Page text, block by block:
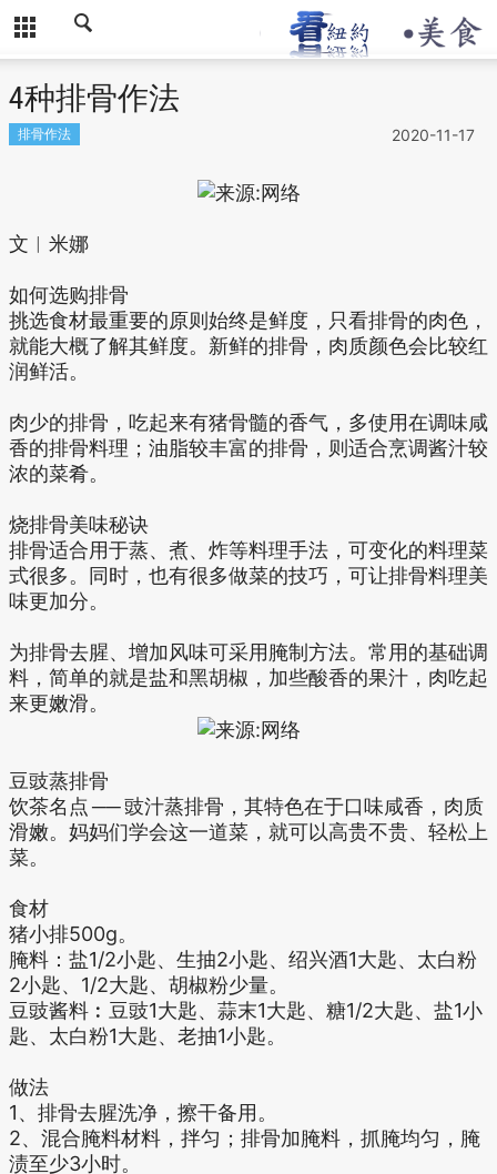
4种排骨作法
2020-11-17
排骨作法
文︱米娜
如何选购排骨
挑选食材最重要的原则始终是鲜度，只看排骨的肉色，
就能大概了解其鲜度。新鲜的排骨，肉质颜色会比较红
润鲜活。
肉少的排骨，吃起来有猪骨髓的香气，多使用在调味咸
香的排骨料理；油脂较丰富的排骨，则适合烹调酱汁较
浓的菜肴。
烧排骨美味秘诀
排骨适合用于蒸、煮、炸等料理手法，可变化的料理菜
式很多。同时，也有很多做菜的技巧，可让排骨料理美
味更加分。
为排骨去腥、增加风味可采用腌制方法。常用的基础调
料，简单的就是盐和黑胡椒，加些酸香的果汁，肉吃起
来更嫩滑。
豆豉蒸排骨
饮茶名点 ── 豉汁蒸排骨，其特色在于口味咸香，肉质
滑嫩。妈妈们学会这一道菜，就可以高贵不贵、轻松上
菜。
食材
猪小排500g。
腌料：盐1/2小匙、生抽2小匙、绍兴酒1大匙、太白粉
2小匙、1/2大匙、胡椒粉少量。
豆豉酱料︰豆豉1大匙、蒜末1大匙、糖1/2大匙、盐1小
匙、太白粉1大匙、老抽1小匙。
做法
1、排骨去腥洗净，擦干备用。
2、混合腌料材料，拌匀；排骨加腌料，抓腌均匀，腌
渍至少3小时。